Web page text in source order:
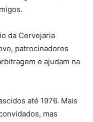
da Cervejaria
patrocinadores
e ajudam na
até 1976. Mais
mas